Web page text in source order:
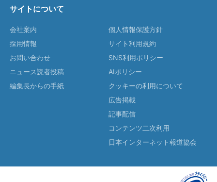
サイトについて
会社案内
採用情報
お問い合わせ
ニュース読者投稿
編集長からの手紙
個人情報保護方針
サイト利用規約
SNS利用ポリシー
AIポリシー
クッキーの利用について
広告掲載
記事配信
コンテンツ二次利用
日本インターネット報道協会